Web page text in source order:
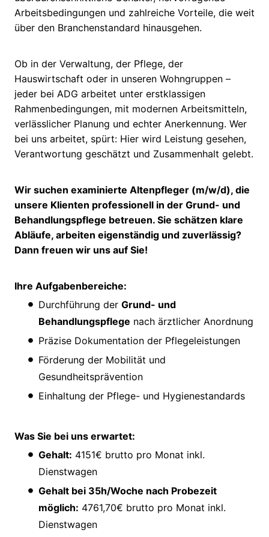
Arbeitsbedingungen und zahlreiche Vorteile, die weit
über den Branchenstandard hinausgehen.
Ob in der Verwaltung, der Pflege, der
Hauswirtschaft oder in unseren Wohngruppen –
jeder bei ADG arbeitet unter erstklassigen
Rahmenbedingungen, mit modernen Arbeitsmitteln,
verlässlicher Planung und echter Anerkennung. Wer
bei uns arbeitet, spürt: Hier wird Leistung gesehen,
Verantwortung geschätzt und Zusammenhalt gelebt.
Wir suchen examinierte Altenpfleger (m/w/d), die
unsere Klienten professionell in der Grund- und
Behandlungspflege betreuen. Sie schätzen klare
Abläufe, arbeiten eigenständig und zuverlässig?
Dann freuen wir uns auf Sie!
Ihre Aufgabenbereiche:
Durchführung der Grund- und
Behandlungspflege nach ärztlicher Anordnung
Präzise Dokumentation der Pflegeleistungen
Förderung der Mobilität und
Gesundheitsprävention
Einhaltung der Pflege- und Hygienestandards
Was Sie bei uns erwartet:
Gehalt: 4151€ brutto pro Monat inkl.
Dienstwagen
Gehalt bei 35h/Woche nach Probezeit
möglich: 4761,70€ brutto pro Monat inkl.
Dienstwagen